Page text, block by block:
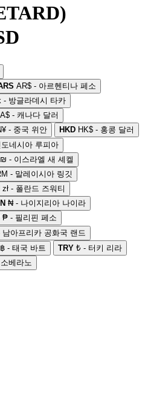
AR$ - 아르헨티나 페소
- 방글라데시 타카
- 캐나다 달러
- 중국 위안 HKD HK$ - 홍콩 달러
도네시아 루피아
₪ - 이스라엘 새 셰켈
- 말레이시아 링깃
zł - 폴란드 즈워티
₦ - 나이지리아 나이라
₱ - 필리핀 페소
남아프리카 공화국 랜드
฿ - 태국 바트 TRY ₺ - 터키 리라
베라노